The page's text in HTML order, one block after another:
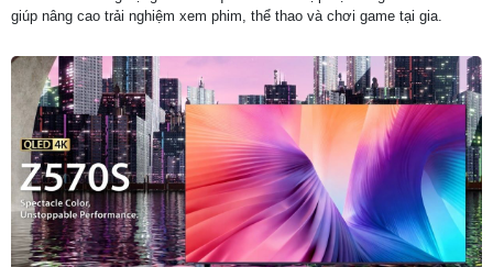
giúp nâng cao trải nghiệm xem phim, thể thao và chơi game tại gia.